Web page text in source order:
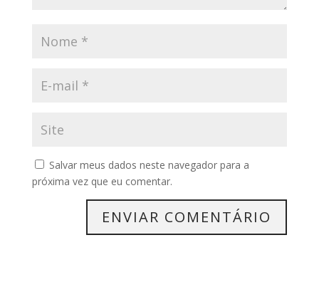
Salvar meus dados neste navegador para a
próxima vez que eu comentar.